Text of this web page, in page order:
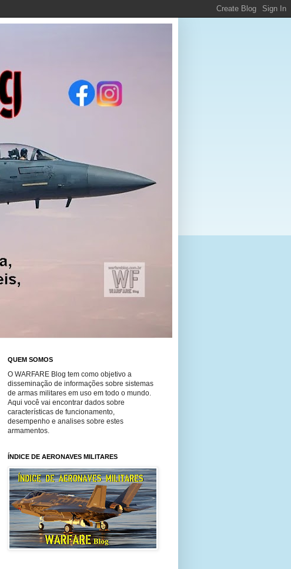
QUEM SOMOS
O WARFARE Blog tem como objetivo a
disseminação de informações sobre sistemas
de armas militares em uso em todo o mundo.
Aqui você vai encontrar dados sobre
características de funcionamento,
desempenho e analises sobre estes
armamentos.
ÍNDICE DE AERONAVES MILITARES